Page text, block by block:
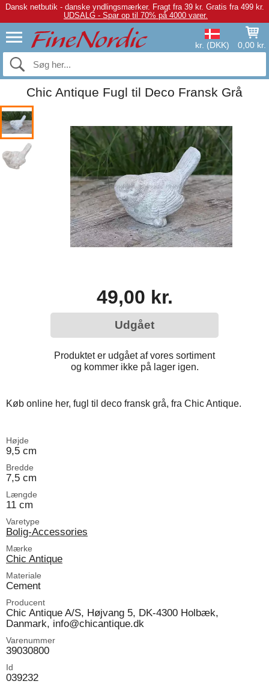
Dansk netbutik - danske yndlingsmærker. Fragt fra 39 kr. Gratis fra 499 kr.
UDSALG - Spar op til 70% på 4000 varer.
kr. (DKK) 0,00 kr.
Chic Antique Fugl til Deco Fransk Grå
49,00 kr.
Udgået
Produktet er udgået af vores sortiment
og kommer ikke på lager igen.
Køb online her, fugl til deco fransk grå, fra Chic Antique.
Højde
9,5 cm
Bredde
7,5 cm
Længde
11 cm
Varetype
Bolig-Accessories
Mærke
Chic Antique
Materiale
Cement
Producent
Chic Antique A/S, Højvang 5, DK-4300 Holbæk,
Danmark, info@chicantique.dk
Varenummer
39030800
Id
039232